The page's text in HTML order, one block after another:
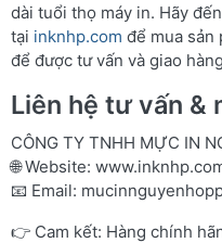
dài tuổi thọ máy in. Hãy
tại inknhp.com để mua sản
để được tư vấn và giao
Liên hệ tư vấn &
CÔNG TY TNHH MỰC IN
🌐 Website:
📧 Email:
👉 Cam kết: Hàng chính